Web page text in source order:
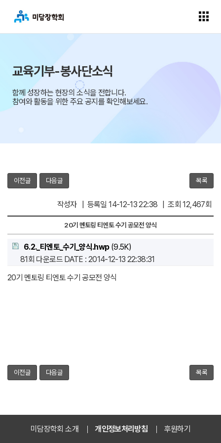
교육기부-봉사단소식
함께 성장하는 현장의 소식을 전합니다.
참여와 활동을 위한 주요 공지를 확인해보세요.
이전글 다음글 목록
작성자 | 등록일 14-12-13 22:38 | 조회 12,467회
20기 멘토링 티엔토 수기 공모전 양식
6.2._티엔토_수기_양식.hwp(9.5K)
81회 다운로드 DATE : 2014-12-13 22:38:31
20기 멘토링 티엔토 수기 공모전 양식
이전글 다음글 목록
미담장학회 소개 개인정보처리방침 후원하기